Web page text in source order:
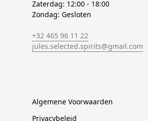
Zaterdag: 12:00 - 18:00
Zondag: Gesloten
+32 465 96 11 22
jules.selected.spirits@gmail.com
Algemene Voorwaarden
Privacybeleid